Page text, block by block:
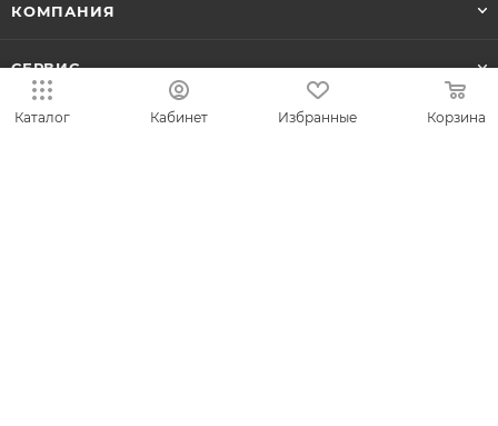
КОМПАНИЯ
СЕРВИС
ЛИЧНЫЙ КАБИНЕТ
Каталог Кабинет Избранные Корзина